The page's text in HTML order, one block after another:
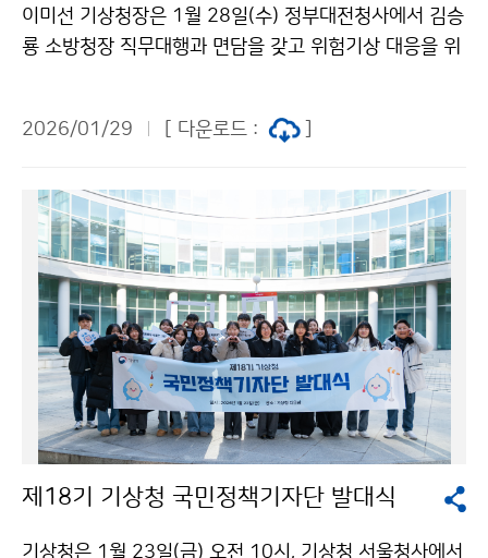
이미선 기상청장은 1월 28일(수) 정부대전청사에서 김승
룡 소방청장 직무대행과 면담을 갖고 위험기상 대응을 위
2026/01/29 [ 다운로드 :
제18기 기상청 국민정책기자단 발대식
기상청은 1월 23일(금) 오전 10시, 기상청 서울청사에서